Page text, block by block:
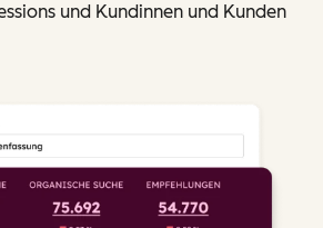
und Kundinnen und Kunden